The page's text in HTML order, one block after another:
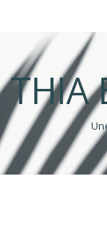
THIA